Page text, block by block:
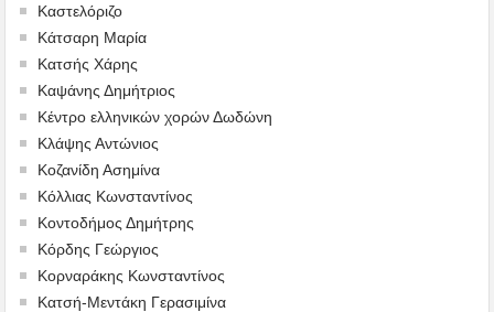
Καστελόριζο
Κάτσαρη Μαρία
Κατσής Χάρης
Καψάνης Δημήτριος
Κέντρο ελληνικών χορών Δωδώνη
Κλάψης Αντώνιος
Κοζανίδη Ασημίνα
Κόλλιας Κωνσταντίνος
Κοντοδήμος Δημήτρης
Κόρδης Γεώργιος
Κορναράκης Κωνσταντίνος
Κατσή-Μεντάκη Γερασιμίνα